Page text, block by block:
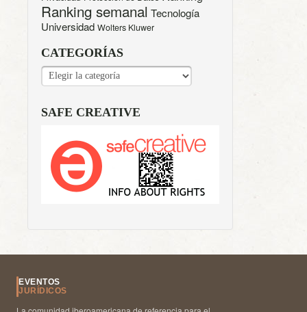
Ranking semanal Tecnología
Universidad Wolters Kluwer
CATEGORÍAS
CATEGORÍAS
SAFE CREATIVE
EVENTOS
JURÍDICOS